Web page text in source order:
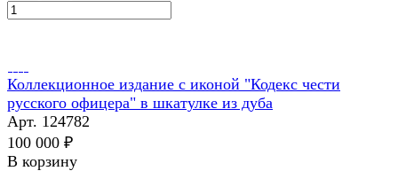
Коллекционное издание с иконой "Кодекс чести
русского офицера" в шкатулке из дуба
Арт. 124782
100 000 ₽
В корзину